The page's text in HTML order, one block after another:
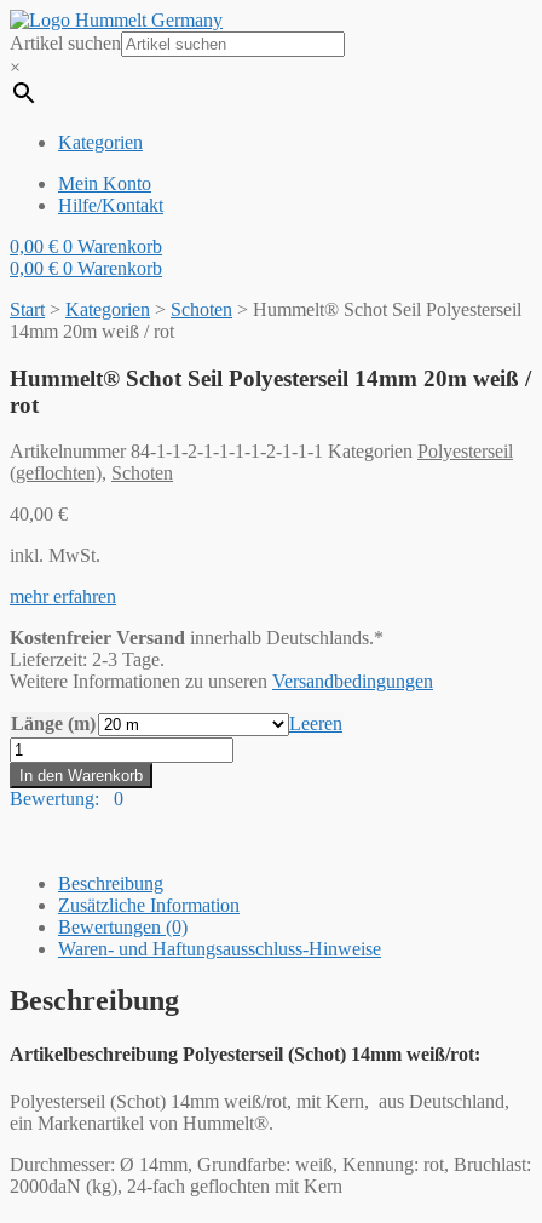
Artikel suchen
×
Kategorien
Mein Konto
Hilfe/Kontakt
0,00 € 0 Warenkorb
0,00 € 0 Warenkorb
Start > Kategorien > Schoten > Hummelt® Schot Seil Polyesterseil
14mm 20m weiß / rot
Hummelt® Schot Seil Polyesterseil 14mm 20m weiß /
rot
Artikelnummer84-1-1-2-1-1-1-1-2-1-1-1 Kategorien Polyesterseil
(geflochten), Schoten
40,00 €
inkl. MwSt.
mehr erfahren
Kostenfreier Versand innerhalb Deutschlands.*
Lieferzeit: 2-3 Tage.
Weitere Informationen zu unseren Versandbedingungen
Länge (m)
Leeren
Hummelt®
Schot
Seil
Polyesterseil
weiß
Menge
In den Warenkorb
Bewertung: 0
Beschreibung
Zusätzliche Information
Bewertungen (0)
Waren- und Haftungsausschluss-Hinweise
Beschreibung
Artikelbeschreibung Polyesterseil (Schot) 14mm weiß/rot:
Polyesterseil (Schot) 14mm weiß/rot, mit Kern, aus Deutschland,
ein Markenartikel von Hummelt®.
Durchmesser: Ø 14mm, Grundfarbe: weiß, Kennung: rot, Bruchlast:
2000daN (kg), 24-fach geflochten mit Kern